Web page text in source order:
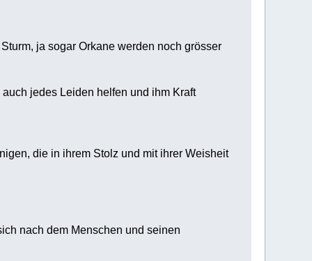
ja sogar Orkane werden noch grösser
jedes Leiden helfen und ihm Kraft
die in ihrem Stolz und mit ihrer Weisheit
nach dem Menschen und seinen